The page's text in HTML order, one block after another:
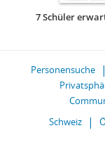
7 Schüler
Personensuche
Schweiz